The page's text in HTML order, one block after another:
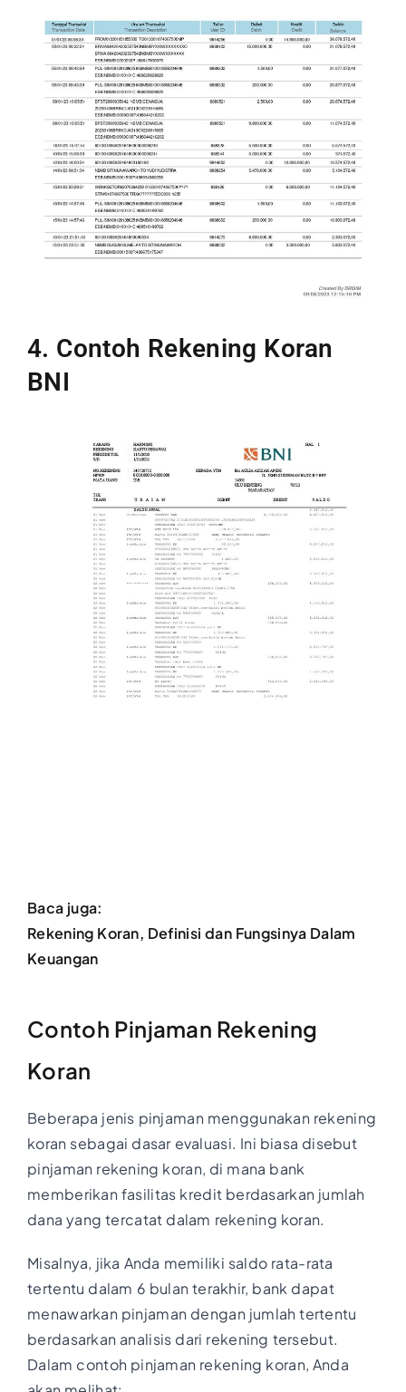
4. Contoh Rekening Koran
BNI
Baca juga:
Rekening Koran, Definisi dan Fungsinya Dalam
Keuangan
Contoh Pinjaman Rekening
Koran
Beberapa jenis pinjaman menggunakan rekening
koran sebagai dasar evaluasi. Ini biasa disebut
pinjaman rekening koran, di mana bank
memberikan fasilitas kredit berdasarkan jumlah
dana yang tercatat dalam rekening koran.
Misalnya, jika Anda memiliki saldo rata-rata
tertentu dalam 6 bulan terakhir, bank dapat
menawarkan pinjaman dengan jumlah tertentu
berdasarkan analisis dari rekening tersebut.
Dalam contoh pinjaman rekening koran, Anda